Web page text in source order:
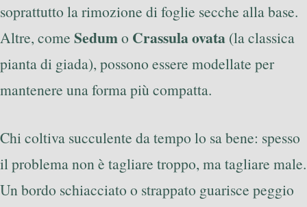
soprattutto la rimozione di foglie secche alla base.
Altre, come Sedumo Crassula ovata (la classica
pianta di giada), possono essere modellate per
mantenere una forma più compatta.
Chi coltiva succulente da tempo lo sa bene: spesso
il problema non è tagliare troppo, ma tagliare male.
Un bordo schiacciato o strappato guarisce peggio